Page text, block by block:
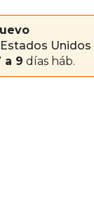
Unidos
a 9 días háb.